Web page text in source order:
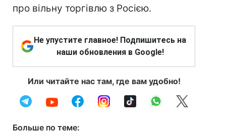
про вільну торгівлю з Росією.
Не упустите главное! Подпишитесь на
наши обновления в Google!
Или читайте нас там, где вам удобно!
Больше по теме: